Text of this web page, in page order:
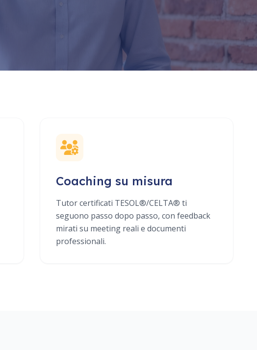
Coaching su misura
Tutor certificati TESOL®/CELTA® ti
seguono passo dopo passo, con feedback
mirati su meeting reali e documenti
professionali.